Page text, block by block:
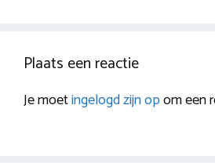
Plaats een reactie
Je moetingelogd zijn opom een